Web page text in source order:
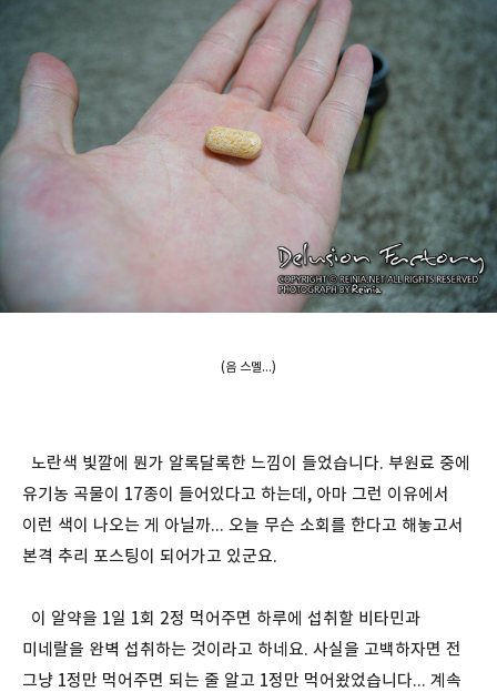
(음 스멜...)
노란색 빛깔에 뭔가 알록달록한 느낌이 들었습니다. 부원료 중에
유기농 곡물이 17종이 들어있다고 하는데, 아마 그런 이유에서
이런 색이 나오는 게 아닐까... 오늘 무슨 소회를 한다고 해놓고서
본격 추리 포스팅이 되어가고 있군요.
이 알약을 1일 1회 2정 먹어주면 하루에 섭취할 비타민과
미네랄을 완벽 섭취하는 것이라고 하네요. 사실을 고백하자면 전
그냥 1정만 먹어주면 되는 줄 알고 1정만 먹어왔었습니다... 계속